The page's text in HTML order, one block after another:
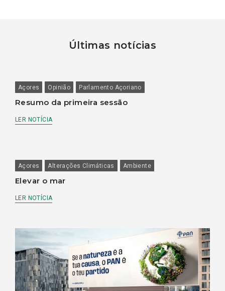
Últimas notícias
Açores Opinião Parlamento Açoriano
Resumo da primeira sessão
LER NOTÍCIA
Açores Alterações Climáticas Ambiente
Elevar o mar
LER NOTÍCIA